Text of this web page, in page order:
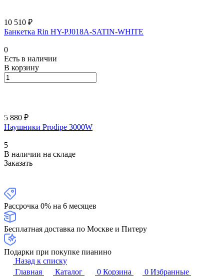
10 510 ₽
Банкетка Rin HY-PJ018A-SATIN-WHITE
0
Есть в наличии
В корзину
5 880 ₽
Наушники Prodipe 3000W
5
В наличии на складе
Заказать
Рассрочка 0% на 6 месяцев
Бесплатная доставка по Москве и Питеру
Подарки при покупке пианино
Назад к списку
Главная
Каталог 0 Корзина 0 Избранные